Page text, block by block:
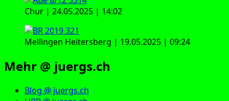
Chur | 24.05.2025 | 14:02
Mellingen Heitersberg | 19.05.2025 | 09:24
Mehr @ juergs.ch
Blog @ juergs.ch